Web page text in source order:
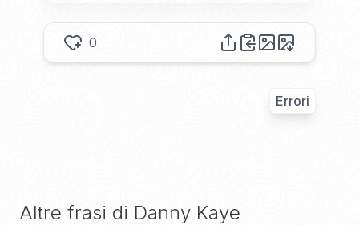
0
Errori
Altre frasi di Danny Kaye